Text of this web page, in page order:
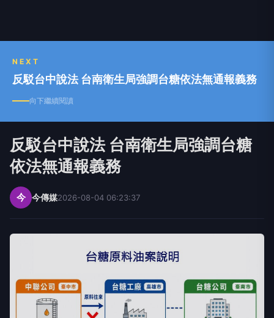
NEXT
反駁台中說法 台南衛生局強調台糖依法無通報義務
向下繼續閱讀
反駁台中說法 台南衛生局強調台糖
依法無通報義務
今 今傳媒2026-08-04 06:23:37